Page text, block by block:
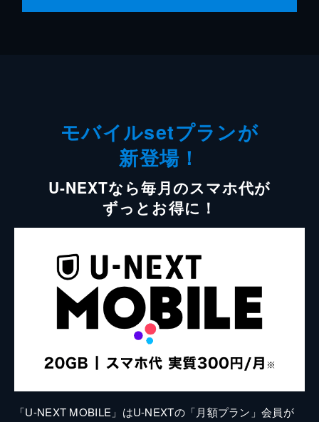
モバイルsetプランが
新登場！
U-NEXTなら毎月のスマホ代が
ずっとお得に！
「U-NEXT MOBILE」はU-NEXTの「月額プラン」会員が